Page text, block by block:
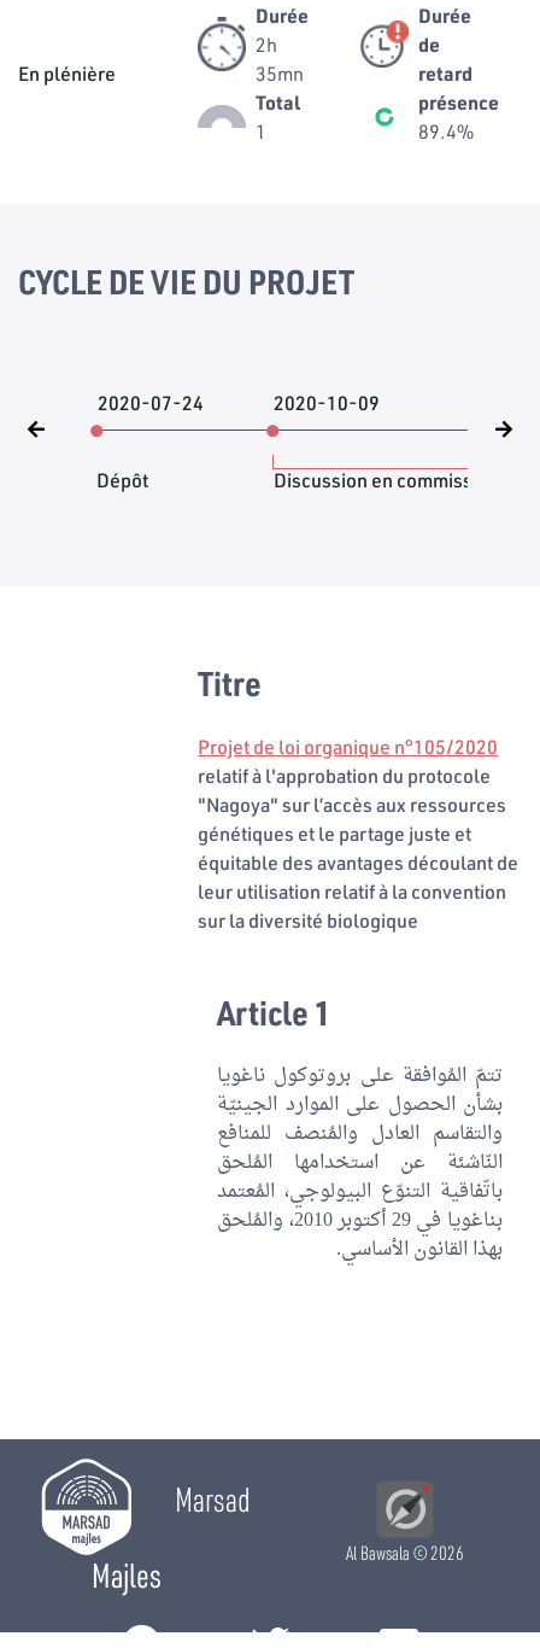
En plénière
Durée
2h
35mn
Durée
de
retard
Total
1
présence
89.4%
CYCLE DE VIE DU PROJET
2020-07-24
Dépôt
2020-10-09
Discussion en commission
Titre
Projet de loi organique n°105/2020
relatif à l'approbation du protocole
"Nagoya" sur l’accès aux ressources
génétiques et le partage juste et
équitable des avantages découlant de
leur utilisation relatif à la convention
sur la diversité biologique
Article 1
تتمّ المُوافقة على بروتوكول ناغويا
بشأن الحصول على الموارد الجينيّة
والتقاسم العادل والمُنصف للمنافع
النّاشئة عن استخدامها المُلحق
باتّفاقية التنوّع البيولوجي، المُعتمد
بناغويا في 29 أكتوبر 2010، والمُلحق
بهذا القانون الأساسي.
Marsad
Majles
Al Bawsala© 2026